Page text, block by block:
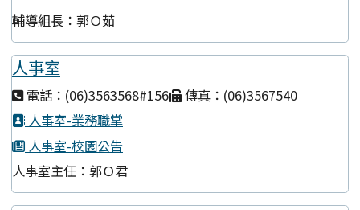
輔導組長：郭Ｏ茹
人事室
電話：(06)3563568#156
傳真：(06)3567540
人事室-業務職掌
人事室-校園公告
人事室主任：郭Ｏ君